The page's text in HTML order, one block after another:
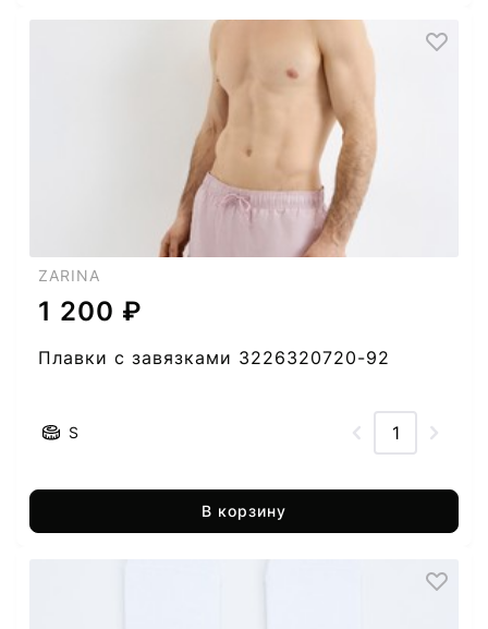
ZARINA
1 200 ₽
Плавки с завязками 3226320720-92
S
В корзину